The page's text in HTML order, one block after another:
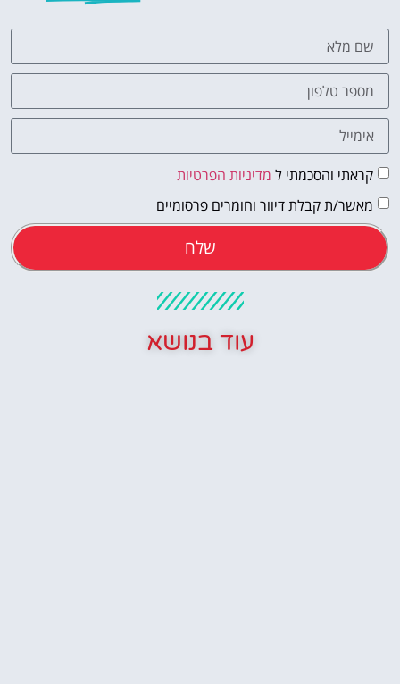
קראתי והסכמתי ל מדיניות הפרטיות
מאשר/ת קבלת דיוור וחומרים פרסומיים
שלח
עוד בנושא